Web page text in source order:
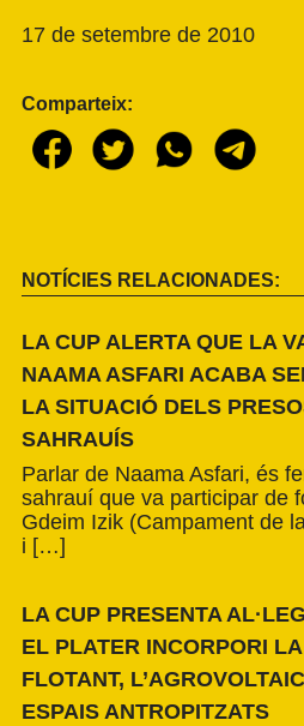
17 de setembre de 2010
Comparteix:
NOTÍCIES RELACIONADES:
LA CUP ALERTA QUE LA
NAAMA ASFARI ACABA
LA SITUACIÓ DELS
SAHRAUÍS
Parlar de Naama Asfari, és
sahrauí que va participar de
Gdeim Izik (Campament de
i […]
LA CUP PRESENTA
EL PLATER INCORPORI
FLOTANT,
ESPAIS ANTROPITZATS